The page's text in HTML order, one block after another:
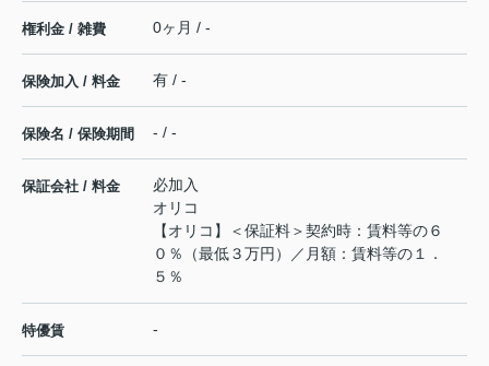
権利金 / 雑費 0ヶ月 / -
保険加入 / 料金 有 / -
保険名 / 保険期間 - / -
保証会社 / 料金
必加入
オリコ
【オリコ】＜保証料＞契約時：賃料等の６
０％（最低３万円）／月額：賃料等の１．
５％
特優賃 -